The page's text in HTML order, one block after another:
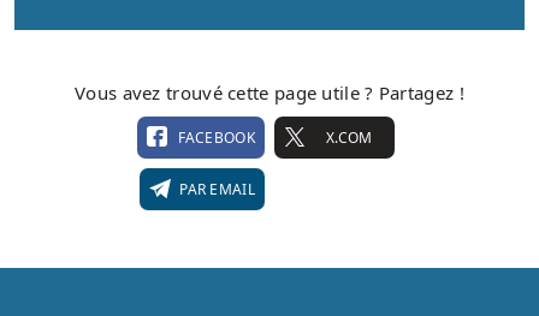
Vous avez trouvé cette page utile ? Partagez !
FACEBOOK X.COM
PAR EMAIL